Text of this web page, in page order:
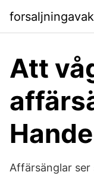
Att
Affärsänglar